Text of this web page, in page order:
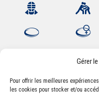
Gérer
Pour offrir les meilleures
les cookies pour stocker et/ou
Association